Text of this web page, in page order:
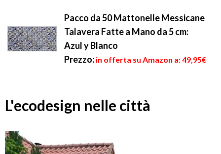
Pacco da 50 Mattonelle Messicane
Talavera Fatte a Mano da 5 cm:
Azul y Blanco
Prezzo: in offerta su Amazon a: 49,95€
L'ecodesign nelle città